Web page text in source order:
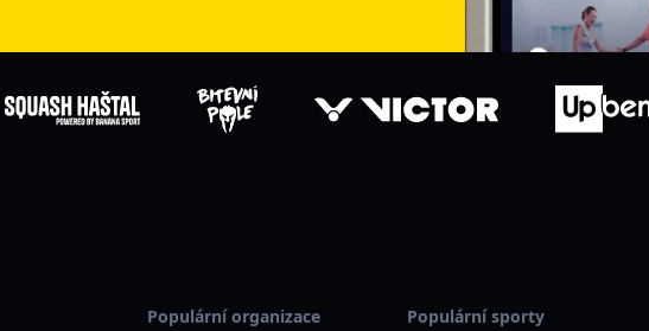
Populární organizace Populární sporty